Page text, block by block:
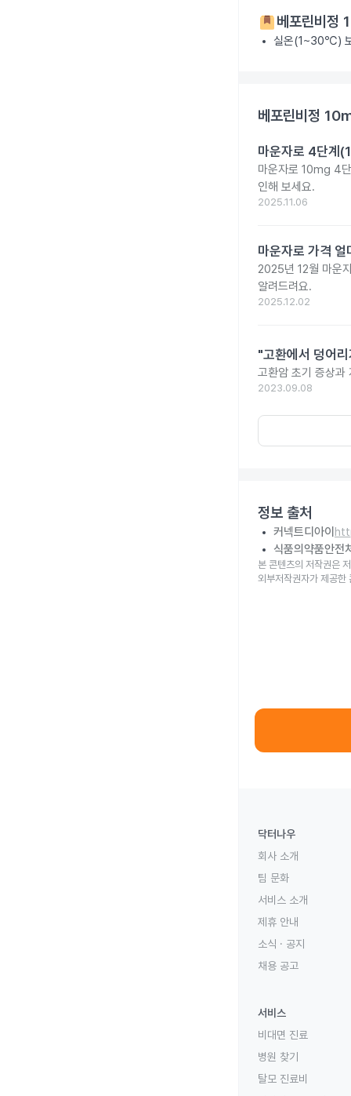
베포린비정
실온(1~30℃)
베포린비정
마운자로 4단계
마운자로 10mg 4
인해 보세요.
2025.11.06
마운자로 가격
2025년 12월 마운
알려드려요.
2025.12.02
"고환에서 덩어
고환암 초기 증상과
2023.09.08
정보 출처
커넥트디아이
식품의약품안전
본 콘텐츠의 저작권은
외부저작권자가 제공한
닥터나우
회사 소개
팀 문화
서비스 소개
제휴 안내
소식 · 공지
채용 공고
서비스
비대면 진료
병원 찾기
탈모 진료비